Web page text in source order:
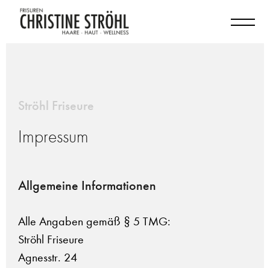
Ströhl Friseure
Impressum
Allgemeine Informationen
Alle Angaben gemäß § 5 TMG:
Ströhl Friseure
Agnesstr. 24